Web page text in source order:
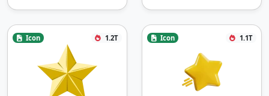
Icon 1.2T Icon 1.1T